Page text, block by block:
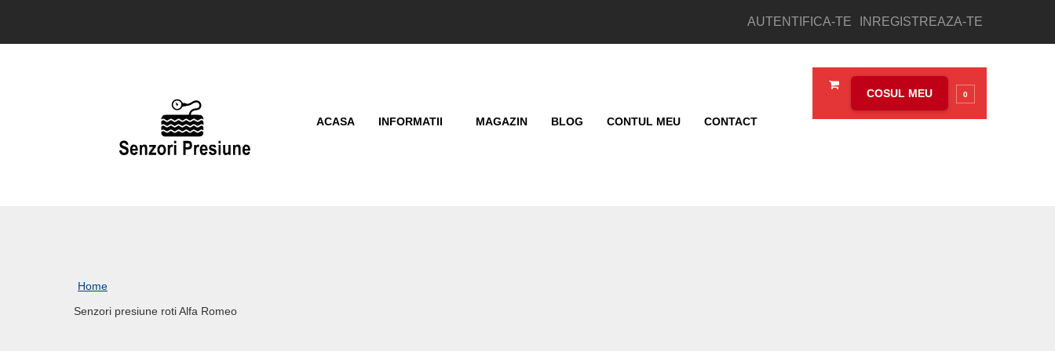
AUTENTIFICA-TE INREGISTREAZA-TE
COSUL MEU 0
ACASA INFORMATII MAGAZIN BLOG CONTUL MEU CONTACT
Home
Senzori presiune roti Alfa Romeo